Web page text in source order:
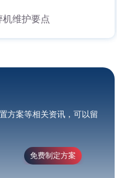
机维护要点
方案等相关资讯，可以留
免费制定方案